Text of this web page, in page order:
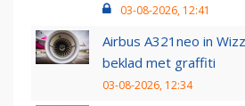
03-08-2026, 12:41
Airbus A321neo in
beklad met graffiti
03-08-2026, 12:34